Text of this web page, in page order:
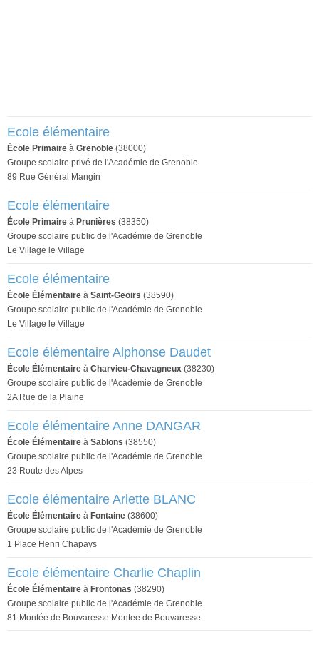
Ecole élémentaire
École Primaire à Grenoble (38000)
Groupe scolaire privé de l'Académie de Grenoble
89 Rue Général Mangin
Ecole élémentaire
École Primaire à Prunières (38350)
Groupe scolaire public de l'Académie de Grenoble
Le Village le Village
Ecole élémentaire
École Élémentaire à Saint-Geoirs (38590)
Groupe scolaire public de l'Académie de Grenoble
Le Village le Village
Ecole élémentaire Alphonse Daudet
École Élémentaire à Charvieu-Chavagneux (38230)
Groupe scolaire public de l'Académie de Grenoble
2A Rue de la Plaine
Ecole élémentaire Anne DANGAR
École Élémentaire à Sablons (38550)
Groupe scolaire public de l'Académie de Grenoble
23 Route des Alpes
Ecole élémentaire Arlette BLANC
École Élémentaire à Fontaine (38600)
Groupe scolaire public de l'Académie de Grenoble
1 Place Henri Chapays
Ecole élémentaire Charlie Chaplin
École Élémentaire à Frontonas (38290)
Groupe scolaire public de l'Académie de Grenoble
81 Montée de Bouvaresse Montee de Bouvaresse